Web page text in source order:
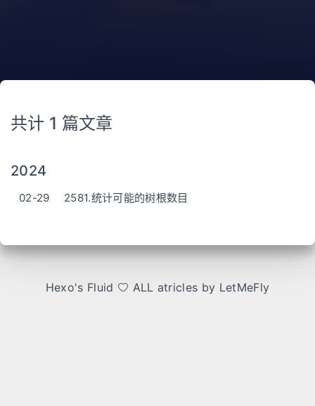
共计 1 篇文章
2024
02-29 2581.统计可能的树根数目
Hexo's Fluid ALL atricles by LetMeFly